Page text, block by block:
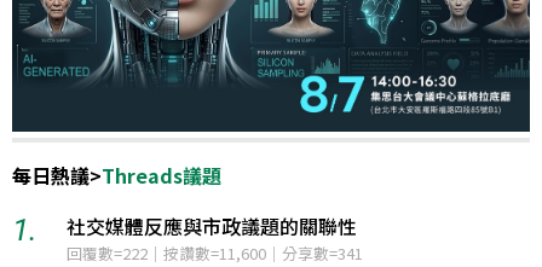
每日熱議>Threads議題
1. 社交媒體反應與市政議題的關聯性
回覆數=222｜按讚數=11,600｜分享數=341